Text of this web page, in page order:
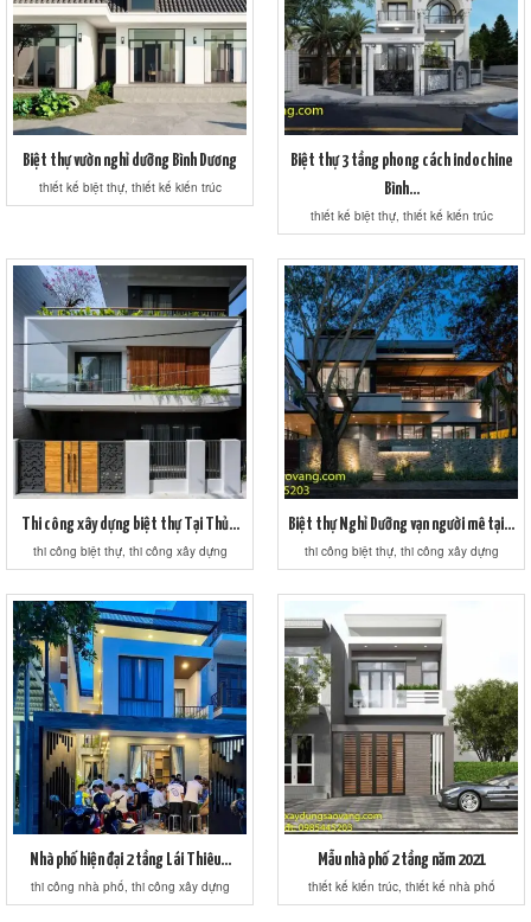
Biệt thự vườn nghỉ dưỡng Bình Dương
thiết kế biệt thự, thiết kế kiến trúc
Biệt thự 3 tầng phong cách indochine
Bình...
thiết kế biệt thự, thiết kế kiến trúc
Thi công xây dựng biệt thự Tại Thủ...
thi công biệt thự, thi công xây dựng
Biệt thự Nghỉ Dưỡng vạn người mê tại...
thi công biệt thự, thi công xây dựng
Nhà phố hiện đại 2 tầng Lái Thiêu...
thi công nhà phố, thi công xây dựng
Mẫu nhà phố 2 tầng năm 2021
thiết kế kiến trúc, thiết kế nhà phố